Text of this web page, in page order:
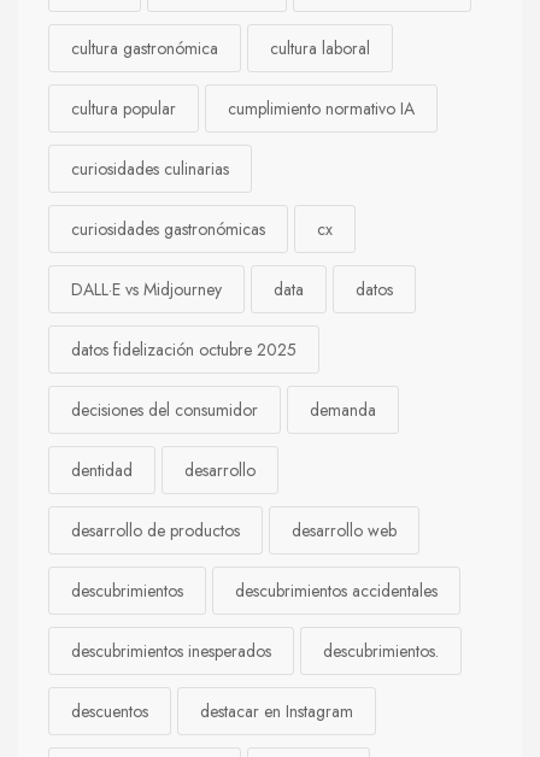
cultura gastronómica cultura laboral
cultura popular cumplimiento normativo IA
curiosidades culinarias
curiosidades gastronómicas cx
DALL·E vs Midjourney data datos
datos fidelización octubre 2025
decisiones del consumidor demanda
dentidad desarrollo
desarrollo de productos desarrollo web
descubrimientos descubrimientos accidentales
descubrimientos inesperados descubrimientos.
descuentos destacar en Instagram